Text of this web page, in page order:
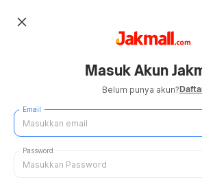
close
Masuk Akun
Belum punya akun?
Email
Password